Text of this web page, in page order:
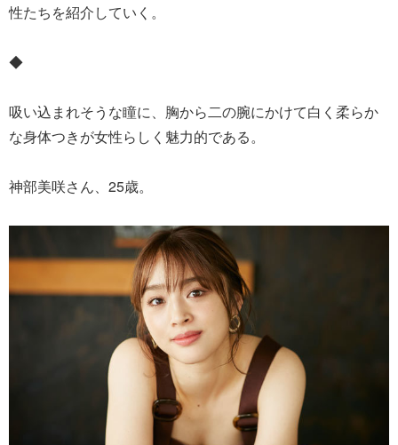
性たちを紹介していく。
◆
吸い込まれそうな瞳に、胸から二の腕にかけて白く柔らか
な身体つきが女性らしく魅力的である。
神部美咲さん、25歳。